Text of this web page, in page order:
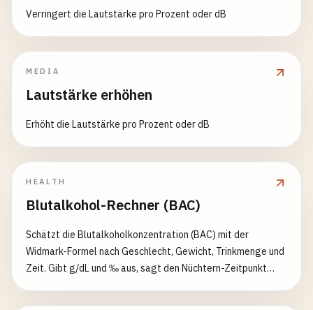
Verringert die Lautstärke pro Prozent oder dB
MEDIA
Lautstärke erhöhen
Erhöht die Lautstärke pro Prozent oder dB
HEALTH
Blutalkohol-Rechner (BAC)
Schätzt die Blutalkoholkonzentration (BAC) mit der
Widmark-Formel nach Geschlecht, Gewicht, Trinkmenge und
Zeit. Gibt g/dL und ‰ aus, sagt den Nüchtern-Zeitpunkt